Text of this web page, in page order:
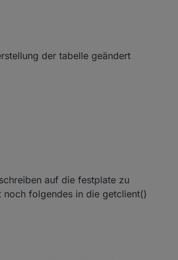
der tabelle geändert
auf die festplate zu
noch folgendes in die getclient()